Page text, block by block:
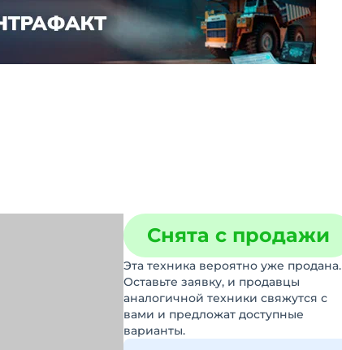
Снята с продажи
Эта техника вероятно уже продана.
Оставьте заявку, и продавцы
аналогичной техники свяжутся с
вами и предложат доступные
варианты.